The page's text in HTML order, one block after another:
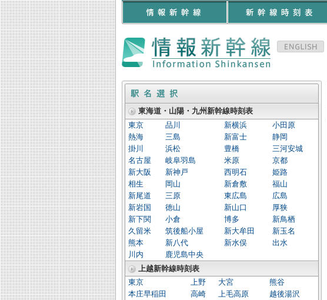
東海道・山陽・九州新幹線時刻表
東京
品川 新横浜
小田原
熱海
三島 新富士
静岡
掛川
浜松 豊橋
三河安城
名古屋
岐阜羽島 米原
京都
新大阪
新神戸 西明石
姫路
相生
岡山 新倉敷
福山
新尾道
三原 東広島
広島
新岩国
徳山 新山口
厚狭
新下関
小倉 博多
新鳥栖
久留米
筑後船小屋 新大牟田
新玉名
熊本
新八代 新水俣
出水
川内
鹿児島中央
上越新幹線時刻表
東京
上野 大宮
熊谷
本庄早稲田
高崎 上毛高原
越後湯沢